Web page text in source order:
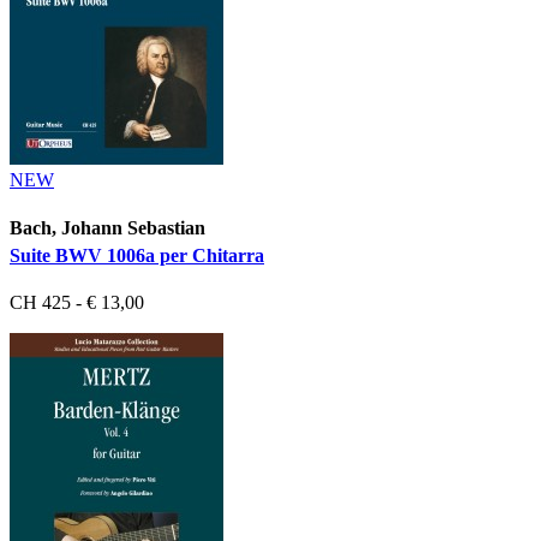
NEW
Bach, Johann Sebastian
Suite BWV 1006a per Chitarra
CH 425 - € 13,00